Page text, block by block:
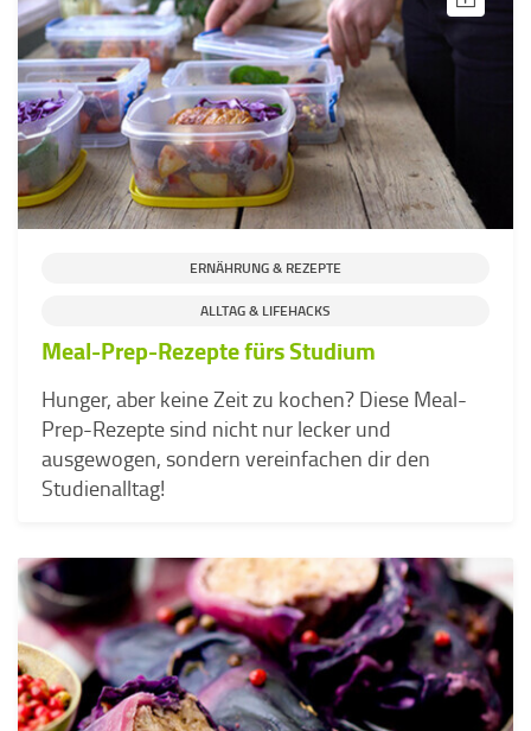
ERNÄHRUNG & REZEPTE
ALLTAG & LIFEHACKS
Meal-Prep-Rezepte fürs Studium
Hunger, aber keine Zeit zu kochen? Diese Meal-
Prep-Rezepte sind nicht nur lecker und
ausgewogen, sondern vereinfachen dir den
Studienalltag!